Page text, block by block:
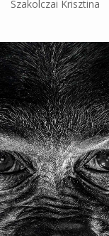
Szakolczai Krisztina